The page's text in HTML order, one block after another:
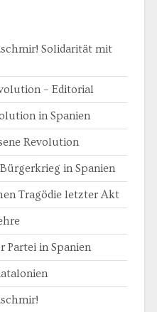
Solidarität mit
– Editorial
in Spanien
Revolution
in Spanien
Tragödie letzter Akt
Partei in Spanien